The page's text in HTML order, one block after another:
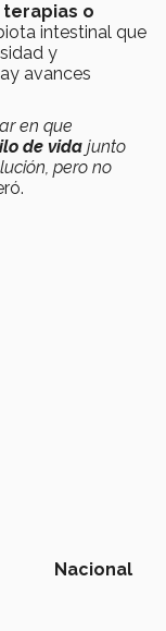
terapias o
intestinal que
y
avances
en que
de vida junto
pero no
Nacional